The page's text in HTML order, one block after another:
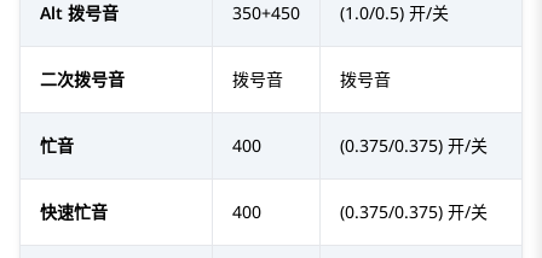
Alt 拨号音 350+450 (1.0/0.5) 开/关
二次拨号音 拨号音 拨号音
忙音 400 (0.375/0.375) 开/关
快速忙音 400 (0.375/0.375) 开/关